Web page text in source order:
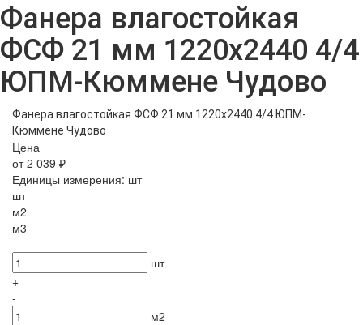
Фанера влагостойкая
ФСФ 21 мм 1220х2440 4/4
ЮПМ-Кюммене Чудово
Фанера влагостойкая ФСФ 21 мм 1220х2440 4/4 ЮПМ-
Кюммене Чудово
Цена
от 2 039 ₽
Единицы измерения: шт
шт
м2
м3
-
шт
+
-
м2